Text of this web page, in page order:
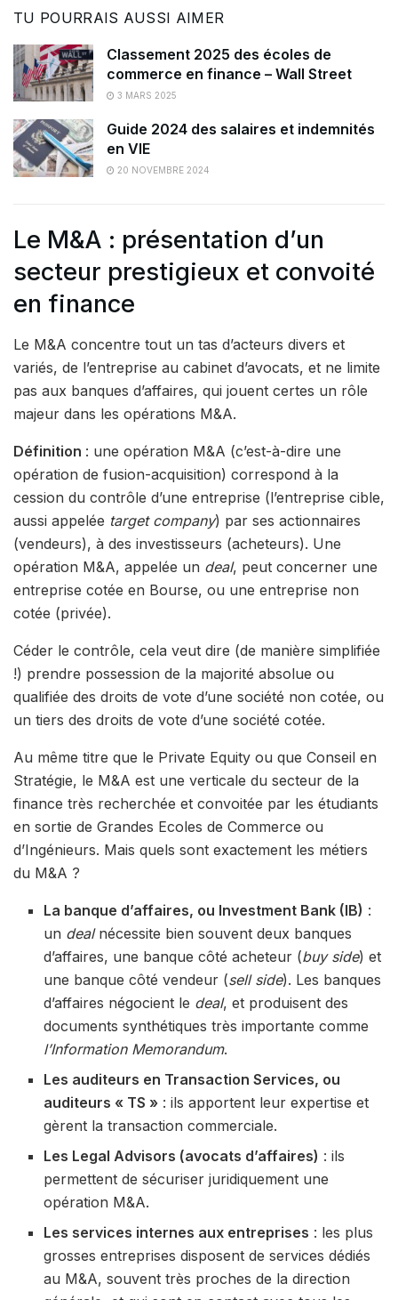
TU POURRAIS AUSSI AIMER
Classement 2025 des écoles de
commerce en finance – Wall Street
3 MARS 2025
Guide 2024 des salaires et indemnités
en VIE
20 NOVEMBRE 2024
Le M&A : présentation d’un
secteur prestigieux et convoité
en finance
Le M&A concentre tout un tas d’acteurs divers et
variés, de l’entreprise au cabinet d’avocats, et ne limite
pas aux banques d’affaires, qui jouent certes un rôle
majeur dans les opérations M&A.
Définition : une opération M&A (c’est-à-dire une
opération de fusion-acquisition) correspond à la
cession du contrôle d’une entreprise (l’entreprise cible,
aussi appelée target company) par ses actionnaires
(vendeurs), à des investisseurs (acheteurs). Une
opération M&A, appelée un deal, peut concerner une
entreprise cotée en Bourse, ou une entreprise non
cotée (privée).
Céder le contrôle, cela veut dire (de manière simplifiée
!) prendre possession de la majorité absolue ou
qualifiée des droits de vote d’une société non cotée, ou
un tiers des droits de vote d’une société cotée.
Au même titre que le Private Equity ou que Conseil en
Stratégie, le M&A est une verticale du secteur de la
finance très recherchée et convoitée par les étudiants
en sortie de Grandes Ecoles de Commerce ou
d’Ingénieurs. Mais quels sont exactement les métiers
du M&A ?
La banque d’affaires, ou Investment Bank (IB) :
un deal nécessite bien souvent deux banques
d’affaires, une banque côté acheteur (buy side) et
une banque côté vendeur (sell side). Les banques
d’affaires négocient le deal, et produisent des
documents synthétiques très importante comme
l’Information Memorandum.
Les auditeurs en Transaction Services, ou
auditeurs « TS » : ils apportent leur expertise et
gèrent la transaction commerciale.
Les Legal Advisors (avocats d’affaires) : ils
permettent de sécuriser juridiquement une
opération M&A.
Les services internes aux entreprises : les plus
grosses entreprises disposent de services dédiés
au M&A, souvent très proches de la direction